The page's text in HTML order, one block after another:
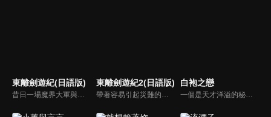
東離劍遊紀(日語版)
昔日一場魔界大軍與人界的戰爭「窮暮之戰」中，人類鍛造出諸多名喚「神誨魔械」的強力兵器。戰爭過後，這批為數眾多的神誨魔械被交由護印師一族長久看守，其中最強兵器「天刑劍」分劍刃、劍柄和劍鍔三部份，劍刃奉祀於鍛劍祠中，而劍柄和劍鍔分別由丹衡、丹翡這對兄妹守護。嗜於收藏寶劍的惡人蔑天骸企圖將天刑劍據為己有，丹衡被其所殺、而劍柄亦遭奪去。
東離劍遊紀2(日語版)
帶著容易引起災難的危險秘寶「魔劍目錄」，居無定所的流浪劍士「殤不患」，從祖國西幽離開輾轉來到了東離之地後，好不容易獲得了一時安寧的他，不料被仇敵「禍世螟蝗」得知這個消息，再次陷入危機之中。從遙遠的西幽不斷接踵而來的異能、異形的刺客們。就在殤不患面對這樣的困境之中時，曾經的夥伴，身穿紅蓮之衣，謎一般的吟遊詩人「浪巫謠」就此現身。
白袍之戀
一個是天才洋溢的秘密怪醫莫凡，一個是鋒芒畢露的帥氣名醫啟修，同時都愛上教授的女兒逸寧。不幸地逸寧跟她死去的母親罹患一樣的絕症，啟修、莫凡跟教授都對這個病束手無策之際，莫凡得到逸寧的同意，隱瞞了啟修跟教授而幫逸寧動手術，令逸寧進入長期休眠的狀態…